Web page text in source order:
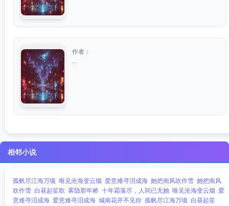
作者：
相邻小说
孤帆尽江海万顷 唯见沧海变云烟 爱意难寻泪成海 她把南风吹作雪 她把南风
吹作雪 白昼起笙歌 雾隐那年桥 十年霜落尽，人间已无她 唯见沧海变云烟 爱
意难寻泪成海 爱意难寻泪成海 城南花开不见你 孤帆尽江海万顷 白昼起笙